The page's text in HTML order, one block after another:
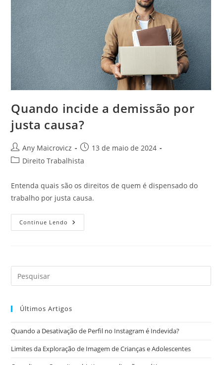
Quando incide a demissão por
justa causa?
Autor
do
Any Maicrovicz
Post
publicado:
13 de maio de 2024
Categoria
post:
Direito Trabalhista
Entenda quais são os direitos de quem é dispensado do
trabalho por justa causa.
Continue Lendo Quando
Incide
Causa?
Últimos Artigos
Quando a Desativação de Perfil no Instagram é Indevida?
Limites da Exploração de Imagem de Crianças e Adolescentes